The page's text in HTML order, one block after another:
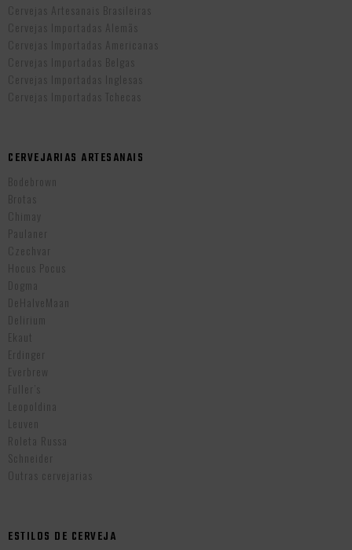
Cervejas Artesanais Brasileiras
Cervejas Importadas Alemãs
Cervejas Importadas Americanas
Cervejas Importadas Belgas
Cervejas Importadas Inglesas
Cervejas Importadas Tchecas
CERVEJARIAS ARTESANAIS
Bodebrown
Brotas
Chimay
Paulaner
Czechvar
Hocus Pocus
Dogma
DeHalveMaan
Delirium
Ekaut
Erdinger
Everbrew
Fuller’s
Leopoldina
Leuven
Roleta Russa
Schneider
Outras cervejarias
ESTILOS DE CERVEJA